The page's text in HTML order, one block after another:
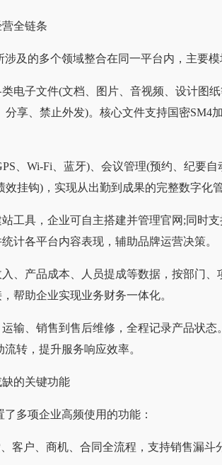
全链条
涉及的多个领域整合在同一平台内，主要模
电子文件(文档、图片、音视频、设计图
享、禁止外发)。核心文件支持国密SM4
、Wi-Fi、蓝牙)、会议管理(预约、纪要
挂钩)，实现从出勤到成果的完整数字化管
工具，企业可自主搭建并管理官网;同时支
计各平台内容表现，辅助品牌运营决策。
、产品成本、人员提成等数据，按部门、
帮助企业实现业务财务一体化。
输、销售到售后维修，全程记录产品状
转，提升服务响应效率。
的关键功能
了多项企业高频使用的功能：
客户、商机、合同全流程，支持销售漏斗